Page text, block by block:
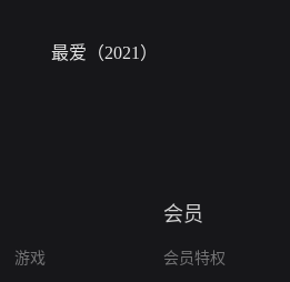
最爱（2021）
游戏
会员
会员特权